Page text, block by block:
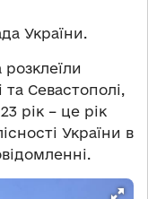
України.
та Севастополі,
рік – це рік
України в